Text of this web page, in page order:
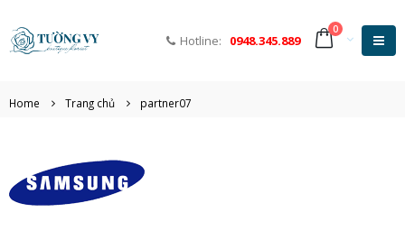
Hotline: 0948.345.889
0
Home Trang chủ partner07